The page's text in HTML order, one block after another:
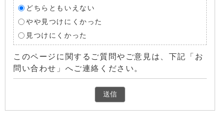
どちらともいえない
やや見つけにくかった
見つけにくかった
このページに関するご質問やご意見は、下記「お
問い合わせ」へご連絡ください。